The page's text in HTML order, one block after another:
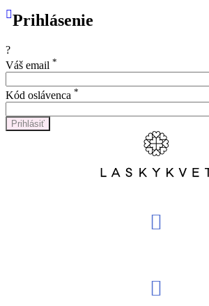
Prihlásenie
?
Váš email *
Kód oslávenca *